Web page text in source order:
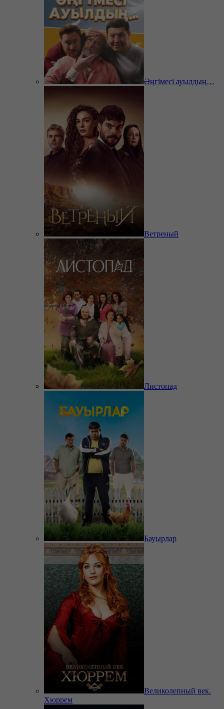
Әңгімесі ауылдың…
Ветреный
Листопад
Бауырлар
Великолепный век.
Хюррем